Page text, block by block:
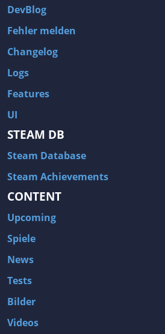
DevBlog
Fehler melden
Changelog
Logs
Features
UI
STEAM DB
Steam Database
Steam Achievements
CONTENT
Upcoming
Spiele
News
Tests
Bilder
Videos